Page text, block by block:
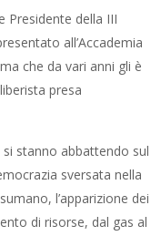
Presidente della III
all’Accademia
che da vari anni gli è
presa
si stanno abbattendo sul
sversata nella
l’apparizione dei
di risorse, dal gas al